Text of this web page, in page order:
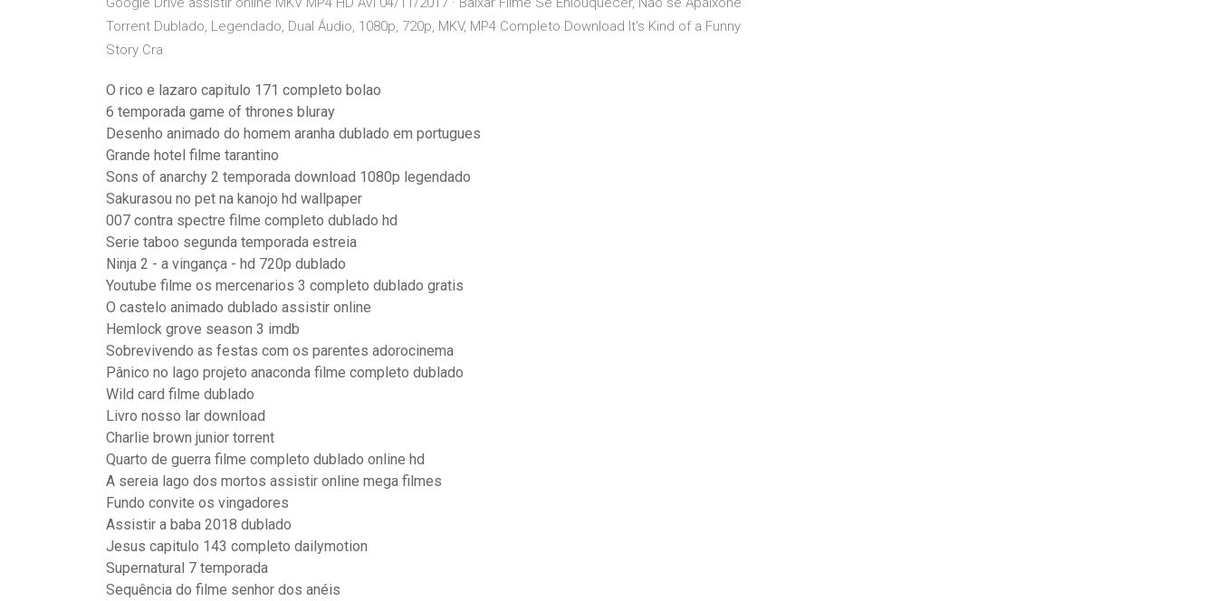
Torrent Dublado, Legendado, Dual Áudio, 1080p, 720p, MKV, MP4 Completo Download It's Kind of a Funny
Story Cra
O rico e lazaro capitulo 171 completo bolao
6 temporada game of thrones bluray
Desenho animado do homem aranha dublado em portugues
Grande hotel filme tarantino
Sons of anarchy 2 temporada download 1080p legendado
Sakurasou no pet na kanojo hd wallpaper
007 contra spectre filme completo dublado hd
Serie taboo segunda temporada estreia
Ninja 2 - a vingança - hd 720p dublado
Youtube filme os mercenarios 3 completo dublado gratis
O castelo animado dublado assistir online
Hemlock grove season 3 imdb
Sobrevivendo as festas com os parentes adorocinema
Pânico no lago projeto anaconda filme completo dublado
Wild card filme dublado
Livro nosso lar download
Charlie brown junior torrent
Quarto de guerra filme completo dublado online hd
A sereia lago dos mortos assistir online mega filmes
Fundo convite os vingadores
Assistir a baba 2018 dublado
Jesus capitulo 143 completo dailymotion
Supernatural 7 temporada
Sequência do filme senhor dos anéis